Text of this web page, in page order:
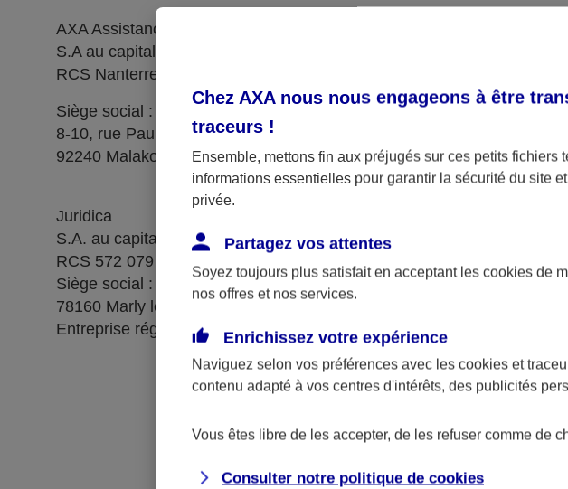
AXA Assistance France Assurances,
S.A au capital de 51 429 430,40 €,
RCS Nanterre 415 392 724
Siège social :
8-10, rue Paul Vaillant Couturier
92240 Malakoff
Juridica
S.A. au capital de 14 627 854,68 €
RCS 572 079 150 Versailles
Siège social : 1, place Victorien Sardou
78160 Marly le Roi
Entreprise régie par le code des assurances
Réserves
Chez AXA nous nous engageons à être
traceurs !
Ensemble, mettons fin aux préjugés sur ces petits fichiers
informations essentielles pour garantir la sécurité du site
privée.
Partagez vos attentes
Soyez toujours plus satisfait en acceptant les cookies de
nos offres et nos services.
Enrichissez votre expérience
Naviguez selon vos préférences avec les cookies et
contenu adapté à vos centres d'intérêts, des publicités
Vous êtes libre de les accepter, de les refuser comme de
Consulter notre politique de cookies